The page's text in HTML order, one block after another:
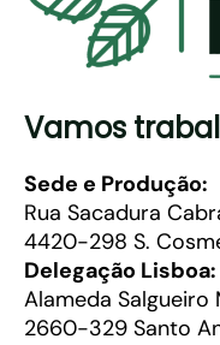
Vamos
Sede e Produção:
Rua Sacadura
4420-298 S.
Delegação Lisboa:
Alameda Salgueiro
2660-329 Santo